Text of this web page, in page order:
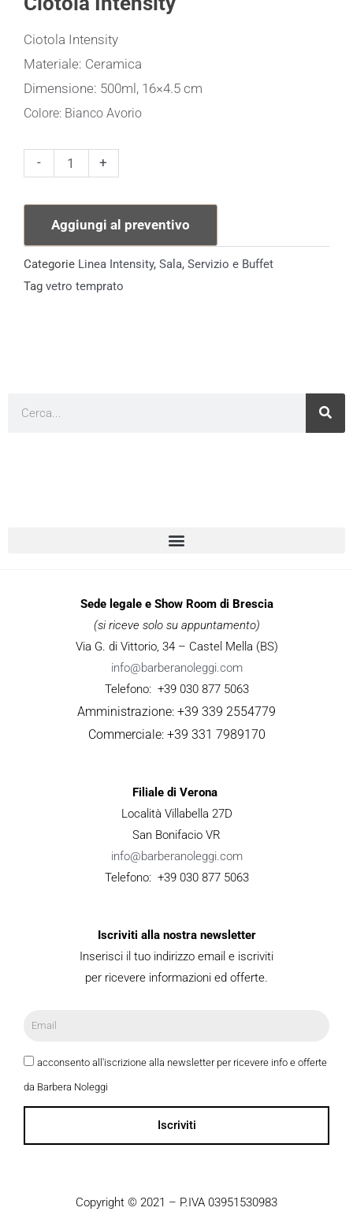
Ciotola Intensity
Materiale: Ceramica
Dimensione: 500ml, 16×4.5 cm
Colore: Bianco Avorio
-
Ciotola
quantità
+
Aggiungi al preventivo
Categorie Linea Intensity, Sala, Servizio e Buffet
Tag vetro temprato
Sede legale e Show Room di Brescia
(si riceve solo su appuntamento)
Via G. di Vittorio, 34 – Castel Mella (BS)
info@barberanoleggi.com
Telefono: +39 030 877 5063
Amministrazione: +39 339 2554779
Commerciale: +39 331 7989170
Filiale di Verona
Località Villabella 27D
San Bonifacio VR
info@barberanoleggi.com
Telefono: +39 030 877 5063
Iscriviti alla nostra newsletter
Inserisci il tuo indirizzo email e iscriviti
per ricevere informazioni ed offerte.
acconsento all'iscrizione alla newsletter per ricevere info e offerte
da Barbera Noleggi
Iscriviti
Copyright © 2021 – P.IVA 03951530983